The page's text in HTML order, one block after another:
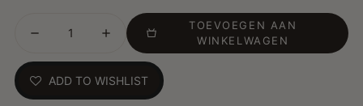
Tea tree olie verzacht de hoofdhuid en helpt bij irritatie
Verlicht spanning en gevoeligheid bij strakke vlechten
Ideaal voor vlechten, twists en locks
Vrij van sulfaten, parabenen, minerale olie en gluten
Dagelijks gebruik zorgt voor sterker, gezonder en
TOEVOEGEN AAN
WINKELWAGEN
ADD TO WISHLIST